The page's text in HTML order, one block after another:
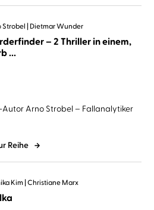
Strobel Dietmar Wunder
– 2 Thriller in einem,
...
Autor Arno Strobel – Fallanalytiker
Reihe
Kim Christiane Marx